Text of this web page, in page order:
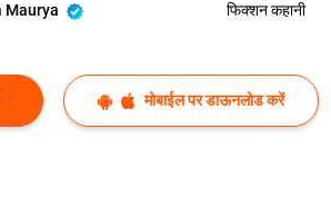
Maurya
फिक्शन कहानी
मोबाईल पर डाऊनलोड करें